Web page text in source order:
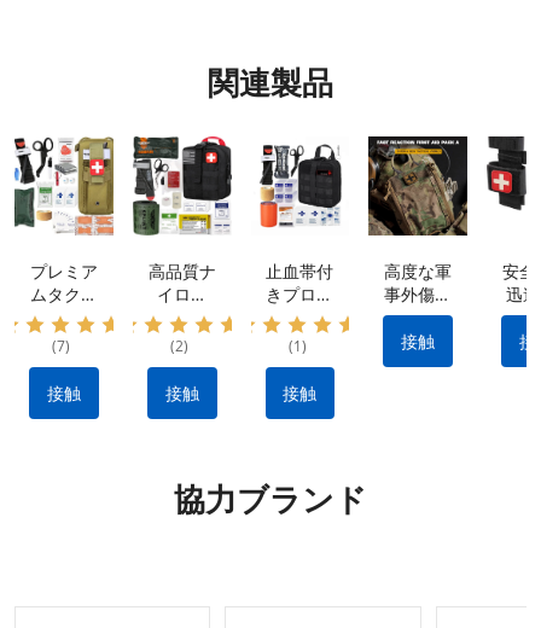
関連製品
プレミア
ムタクテ
ィカルキ
ット: 防
水ナイロ
ン素材、
ポータブ
エストの
(7)
接触
高品質ナ
イロン
IFAK タ
クティカ
ル キッ
ト: 出血
を止める
ーカー製
のタクテ
ィカル
(2)
接触
止血帯付
きプロ仕
様外傷応
急処置キ
ット：出
血を抑え
る耐久性
タクティ
カルギア
(1)
接触
高度な軍
事外傷キ
ット: 防
水素材 |
クイック
接触
安全
迅
率的
血
ため
接
協力ブランド